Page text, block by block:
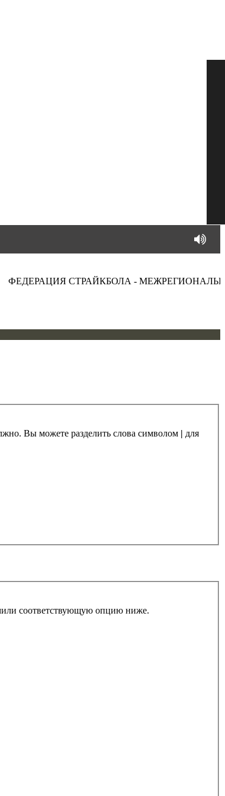
ФЕДЕРАЦИЯ СТРАЙКБОЛА -
Вы можете разделить слова символом | для
соответствующую опцию ниже.